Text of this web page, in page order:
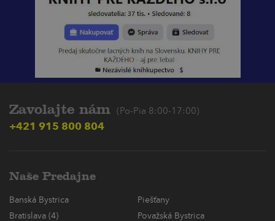
Zavolajte nám (Po-Pia 8:00-17:00)
+421 915 800 804
Naše Predajne
Banská Bystrica
Piešťany
Bratislava (4)
Považská Bystrica